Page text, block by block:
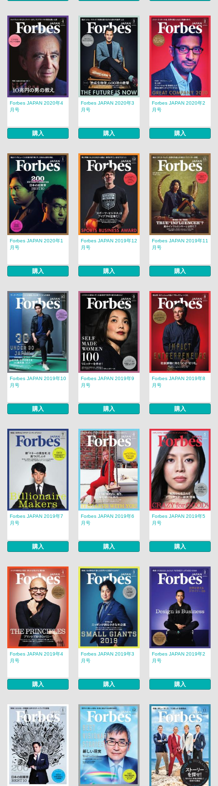
Forbes JAPAN 2020年4
月号
購入
Forbes JAPAN 2020年3
月号
購入
Forbes JAPAN 2020年2
月号
購入
Forbes JAPAN 2020年1
月号
購入
Forbes JAPAN 2019年12
月号
購入
Forbes JAPAN 2019年11
月号
購入
Forbes JAPAN 2019年10
月号
購入
Forbes JAPAN 2019年9
月号
購入
Forbes JAPAN 2019年8
月号
購入
Forbes JAPAN 2019年7
月号
購入
Forbes JAPAN 2019年6
月号
購入
Forbes JAPAN 2019年5
月号
購入
Forbes JAPAN 2019年4
月号
購入
Forbes JAPAN 2019年3
月号
購入
Forbes JAPAN 2019年2
月号
購入